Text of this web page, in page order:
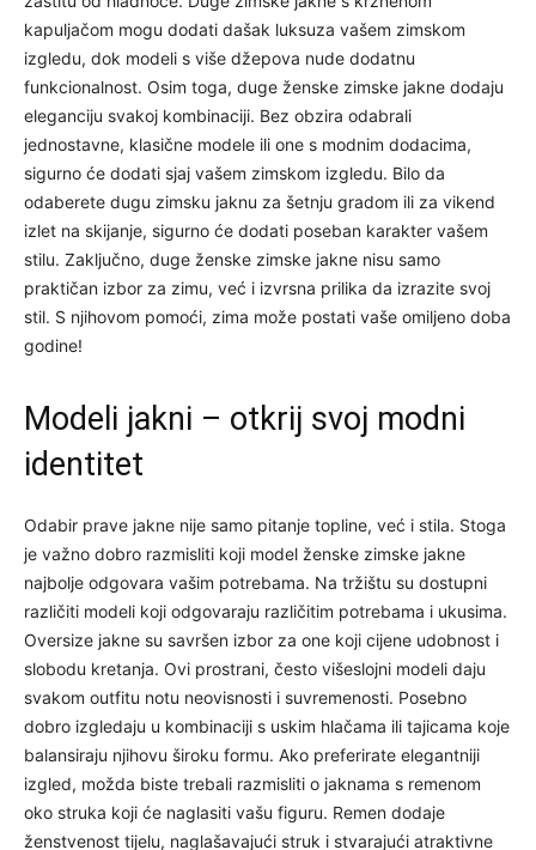
kapuljačom mogu dodati dašak luksuza vašem zimskom
izgledu, dok modeli s više džepova nude dodatnu
funkcionalnost. Osim toga, duge ženske zimske jakne dodaju
eleganciju svakoj kombinaciji. Bez obzira odabrali
jednostavne, klasične modele ili one s modnim dodacima,
sigurno će dodati sjaj vašem zimskom izgledu. Bilo da
odaberete dugu zimsku jaknu za šetnju gradom ili za vikend
izlet na skijanje, sigurno će dodati poseban karakter vašem
stilu. Zaključno, duge ženske zimske jakne nisu samo
praktičan izbor za zimu, već i izvrsna prilika da izrazite svoj
stil. S njihovom pomoći, zima može postati vaše omiljeno doba
godine!
Modeli jakni – otkrij svoj modni
identitet
Odabir prave jakne nije samo pitanje topline, već i stila. Stoga
je važno dobro razmisliti koji model ženske zimske jakne
najbolje odgovara vašim potrebama. Na tržištu su dostupni
različiti modeli koji odgovaraju različitim potrebama i ukusima.
Oversize jakne su savršen izbor za one koji cijene udobnost i
slobodu kretanja. Ovi prostrani, često višeslojni modeli daju
svakom outfitu notu neovisnosti i suvremenosti. Posebno
dobro izgledaju u kombinaciji s uskim hlačama ili tajicama koje
balansiraju njihovu široku formu. Ako preferirate elegantniji
izgled, možda biste trebali razmisliti o jaknama s remenom
oko struka koji će naglasiti vašu figuru. Remen dodaje
ženstvenost tijelu, naglašavajući struk i stvarajući atraktivne